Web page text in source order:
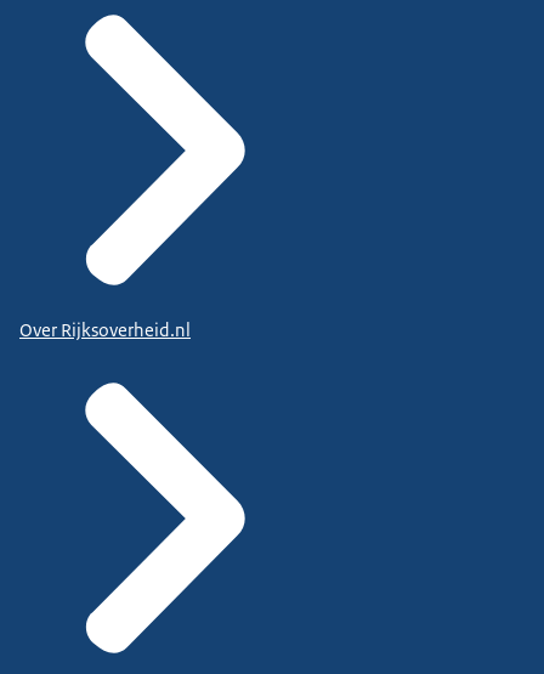
Over Rijksoverheid.nl